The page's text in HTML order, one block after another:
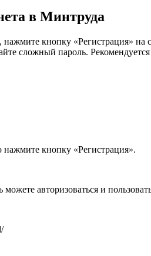
в Минтруда
нажмите кнопку «Регистрация»
сложный пароль.
нажмите кнопку «Регистрация».
авторизоваться и